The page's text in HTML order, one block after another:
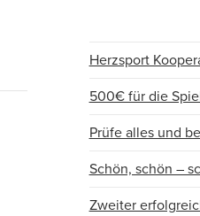
Herzsport
500€ für die
Prüfe alles und
Schön, schön –
Zweiter